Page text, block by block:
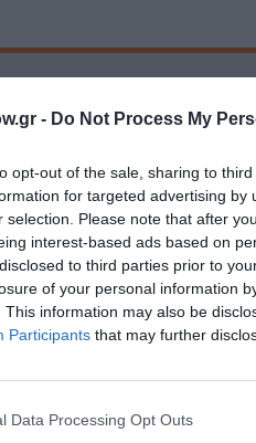
- Do Not Process My
opt-out of the sale, sharing to
for targeted advertising
selection. Please note that after
interest-based ads based on
to third parties prior to
of your personal information
This information may also be
Participants that may further
Data Processing Opt Outs
Διάφορες
Άστορ
δωρεάν / Απαιτείται